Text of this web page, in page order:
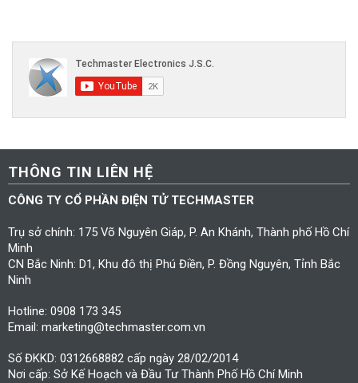
THÔNG TIN LIÊN HỆ
CÔNG TY CỔ PHẦN ĐIỆN TỬ TECHMASTER
Trụ sở chính: 175 Võ Nguyên Giáp, P. An Khánh, Thành phố Hồ Chí
Minh
CN Bắc Ninh: D1, Khu đô thị Phú Điền, P. Đồng Nguyên, Tỉnh Bắc
Ninh
Hotline: 0908 173 345
Email: marketing@techmaster.com.vn
Số ĐKKD: 0312668882 cấp ngày 28/02/2014
Nơi cấp: Sở Kế Hoạch và Đầu Tư Thành Phố Hồ Chí Minh